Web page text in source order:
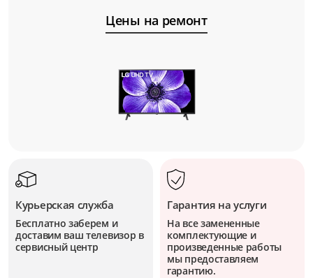
Цены на ремонт
Курьерская служба
Бесплатно заберем и
доставим ваш телевизор в
сервисный центр
Гарантия на услуги
На все замененные
комплектующие и
произведенные работы
мы предоставляем
гарантию.